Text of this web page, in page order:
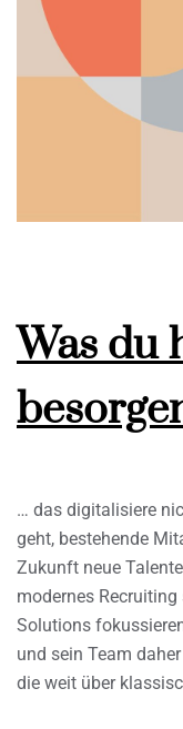
Was du
… das digitalisiere
geht, bestehende
Zukunft neue
modernes
Solutions
und sein Team
die weit über